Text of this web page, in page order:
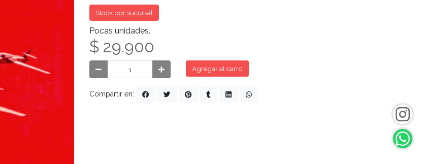
Stock por sucursal
Pocas unidades.
$ 29.900
Agregar al carro
Compartir en: